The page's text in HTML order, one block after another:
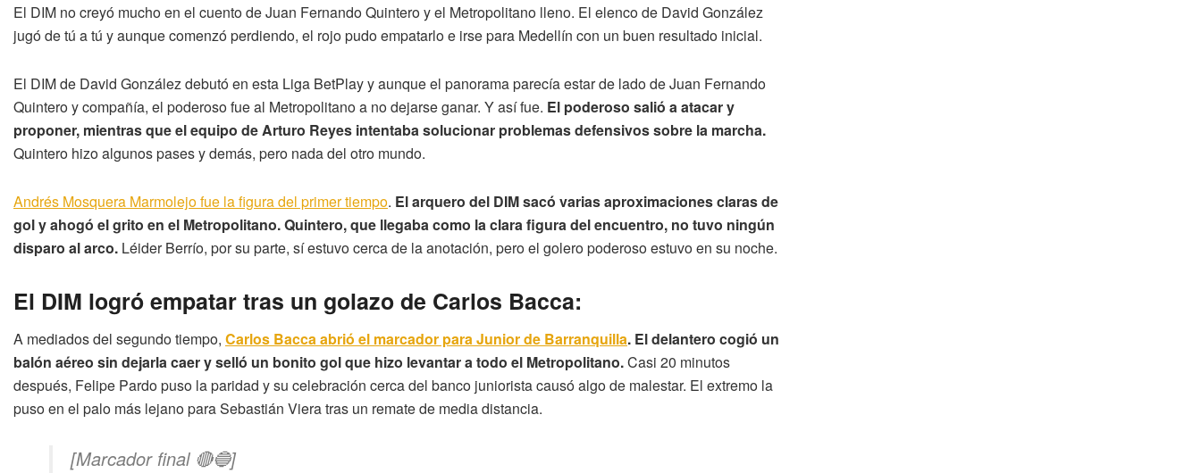
El DIM no creyó mucho en el cuento de Juan Fernando Quintero y el Metropolitano lleno. El elenco de David González
jugó de tú a tú y aunque comenzó perdiendo, el rojo pudo empatarlo e irse para Medellín con un buen resultado inicial.
El DIM de David González debutó en esta Liga BetPlay y aunque el panorama parecía estar de lado de Juan Fernando
Quintero y compañía, el poderoso fue al Metropolitano a no dejarse ganar. Y así fue. El poderoso salió a atacar y
proponer, mientras que el equipo de Arturo Reyes intentaba solucionar problemas defensivos sobre la marcha.
Quintero hizo algunos pases y demás, pero nada del otro mundo.
Andrés Mosquera Marmolejo fue la figura del primer tiempo. El arquero del DIM sacó varias aproximaciones claras de
gol y ahogó el grito en el Metropolitano. Quintero, que llegaba como la clara figura del encuentro, no tuvo ningún
disparo al arco. Léider Berrío, por su parte, sí estuvo cerca de la anotación, pero el golero poderoso estuvo en su noche.
El DIM logró empatar tras un golazo de Carlos Bacca:
A mediados del segundo tiempo, Carlos Bacca abrió el marcador para Junior de Barranquilla. El delantero cogió un
balón aéreo sin dejarla caer y selló un bonito gol que hizo levantar a todo el Metropolitano.Casi 20 minutos
después, Felipe Pardo puso la paridad y su celebración cerca del banco juniorista causó algo de malestar. El extremo la
puso en el palo más lejano para Sebastián Viera tras un remate de media distancia.
[Marcador final 🔴🔵]